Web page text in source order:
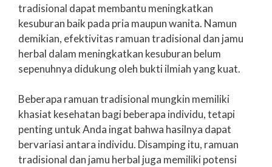
tradisional dapat membantu meningkatkan
kesuburan baik pada pria maupun wanita. Namun
demikian, efektivitas ramuan tradisional dan jamu
herbal dalam meningkatkan kesuburan belum
sepenuhnya didukung oleh bukti ilmiah yang kuat.
Beberapa ramuan tradisional mungkin memiliki
khasiat kesehatan bagi beberapa individu, tetapi
penting untuk Anda ingat bahwa hasilnya dapat
bervariasi antara individu. Disamping itu, ramuan
tradisional dan jamu herbal juga memiliki potensi